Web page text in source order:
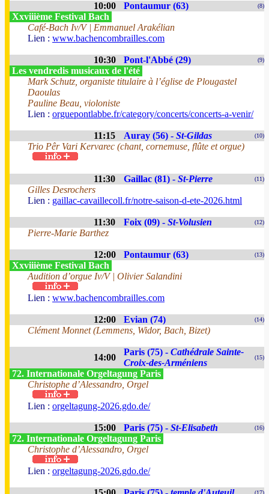
10:00 Pontaumur (63) (8)
Xxviiième Festival Bach
Café-Bach Iv/V | Emmanuel Arakélian
Lien : www.bachencombrailles.com
10:30 Pont-l'Abbé (29) (9)
Les vendredis musicaux de l'été
Mark Schutz, organiste titulaire à l’église de Plougastel
Daoulas
Pauline Beau, violoniste
Lien : orguepontlabbe.fr/category/concerts/concerts-a-venir/
11:15 Auray (56) - St-Gildas (10)
Trio Pêr Vari Kervarec (chant, cornemuse, flûte et orgue)
11:30 Gaillac (81) - St-Pierre (11)
Gilles Desrochers
Lien : gaillac-cavaillecoll.fr/notre-saison-d-ete-2026.html
11:30 Foix (09) - St-Volusien (12)
Pierre-Marie Barthez
12:00 Pontaumur (63) (13)
Xxviiième Festival Bach
Audition d’orgue Iv/V | Olivier Salandini
Lien : www.bachencombrailles.com
12:00 Evian (74) (14)
Clément Monnet (Lemmens, Widor, Bach, Bizet)
14:00
Paris (75) - Cathédrale Sainte-
Croix-des-Arméniens
(15)
72. Internationale Orgeltagung Paris
Christophe d’Alessandro, Orgel
Lien : orgeltagung-2026.gdo.de/
15:00 Paris (75) - St-Elisabeth (16)
72. Internationale Orgeltagung Paris
Christophe d’Alessandro, Orgel
Lien : orgeltagung-2026.gdo.de/
(17)